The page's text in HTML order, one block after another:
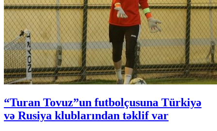
“Turan Tovuz”un futbolçusuna Türkiyə
və Rusiya klublarından təklif var